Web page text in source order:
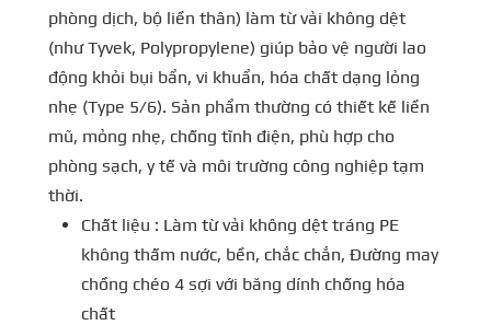
phòng dịch, bộ liền thân) làm từ vải không dệt
(như Tyvek, Polypropylene) giúp bảo vệ người lao
động khỏi bụi bẩn, vi khuẩn, hóa chất dạng lỏng
nhẹ (Type 5/6). Sản phẩm thường có thiết kế liền
mũ, mỏng nhẹ, chống tĩnh điện, phù hợp cho
phòng sạch, y tế và môi trường công nghiệp tạm
thời.
Chất liệu : Làm từ vải không dệt tráng PE
không thấm nước, bền, chắc chắn, Đường may
chồng chéo 4 sợi với băng dính chống hóa
chất